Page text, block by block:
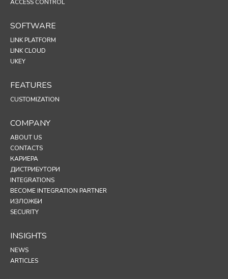
ACCESS CONTROL
SOFTWARE
LINK PLATFORM
LINK CLOUD
UKEY
FEATURES
CUSTOMIZATION
COMPANY
ABOUT US
CONTACTS
КАРИЕРА
ДИСТРИБУТОРИ
INTEGRATIONS
BECOME INTEGRATION PARTNER
ИЗЛОЖБИ
SECURITY
INSIGHTS
NEWS
ARTICLES